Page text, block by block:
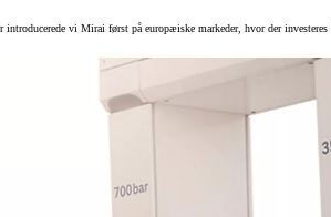
vi Mirai først på europæiske markeder, hvor der